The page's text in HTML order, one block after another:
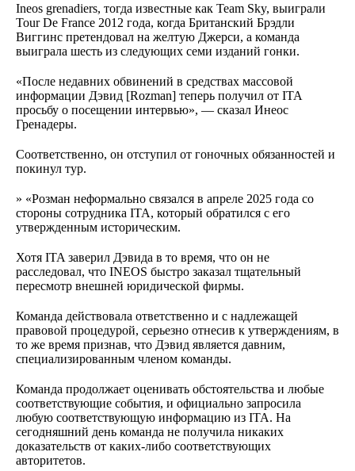
Ineos grenadiers, тогда известные как Team Sky, выиграли
Tour De France 2012 года, когда Британский Брэдли
Виггинс претендовал на желтую Джерси, а команда
выиграла шесть из следующих семи изданий гонки.
«После недавних обвинений в средствах массовой
информации Дэвид [Rozman] теперь получил от ITA
просьбу о посещении интервью», — сказал Инеос
Гренадеры.
Соответственно, он отступил от гоночных обязанностей и
покинул тур.
» «Розман неформально связался в апреле 2025 года со
стороны сотрудника ITA, который обратился с его
утвержденным историческим.
Хотя ITA заверил Дэвида в то время, что он не
расследовал, что INEOS быстро заказал тщательный
пересмотр внешней юридической фирмы.
Команда действовала ответственно и с надлежащей
правовой процедурой, серьезно отнесив к утверждениям, в
то же время признав, что Дэвид является давним,
специализированным членом команды.
Команда продолжает оценивать обстоятельства и любые
соответствующие события, и официально запросила
любую соответствующую информацию из ITA. На
сегодняшний день команда не получила никаких
доказательств от каких-либо соответствующих
авторитетов.